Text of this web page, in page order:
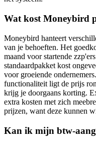
Wat kost Moneybird
Moneybird hanteert
van je behoeften. Het
maand voor startende
standaardpakket kost
voor groeiende
functionaliteit ligt de prijs
krijg je doorgaans korting.
extra kosten met zich
prijzen, want deze kunnen
Kan ik mijn btw-